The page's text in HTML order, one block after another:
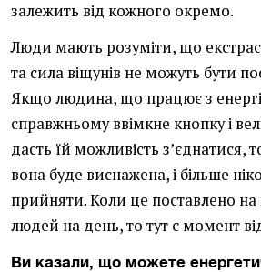
залежить від кожного окремо.
Люди мають розуміти, що
та сила віщунів не можуть бути
Якщо людина, що працює з
справжньому ввімкне кнопку і
дасть їй можливість з’єднатися,
вона буде виснажена, і більше
прийняти. Коли це поставлено на
людей на день, то тут є момент
Ви казали, що можете